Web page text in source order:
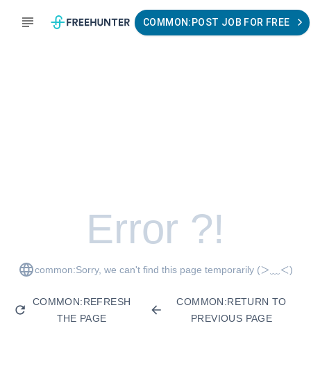
COMMON:POST JOB FOR FREE
Error ?!
common:Sorry, we can't find this page temporarily (＞﹏＜)
COMMON:REFRESH
THE PAGE
COMMON:RETURN TO
PREVIOUS PAGE